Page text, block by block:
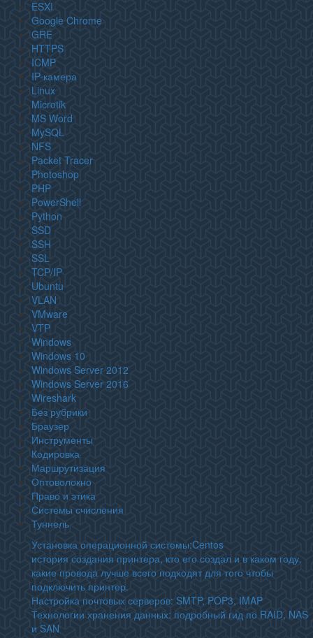
ESXI
Google Chrome
GRE
HTTPS
ICMP
IP-камера
Linux
Microtik
MS Word
MySQL
NFS
Packet Tracer
Photoshop
PHP
PowerShell
Python
SSD
SSH
SSL
TCP/IP
Ubuntu
VLAN
VMware
VTP
Windows
Windows 10
Windows Server 2012
Windows Server 2016
Wireshark
Без рубрики
Браузер
Инструменты
Кодировка
Маршрутизация
Оптоволокно
Право и этика
Системы счисления
Туннель
Установка операционной системы:Centos
история создания принтера, кто его создал и в каком году.
какие провода лучше всего подходят для того чтобы
подключить принтер.
Настройка почтовых серверов: SMTP, POP3, IMAP
Технологии хранения данных: подробный гид по RAID, NAS
и SAN